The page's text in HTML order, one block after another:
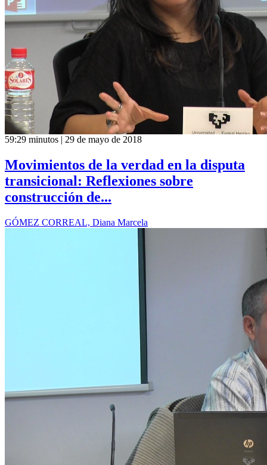
59:29 minutos | 29 de mayo de 2018
Movimientos de la verdad en la disputa
transicional: Reflexiones sobre
construcción de...
GÓMEZ CORREAL, Diana Marcela